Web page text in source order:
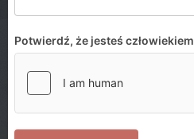
Potwierdź, że jesteś człowiekiem